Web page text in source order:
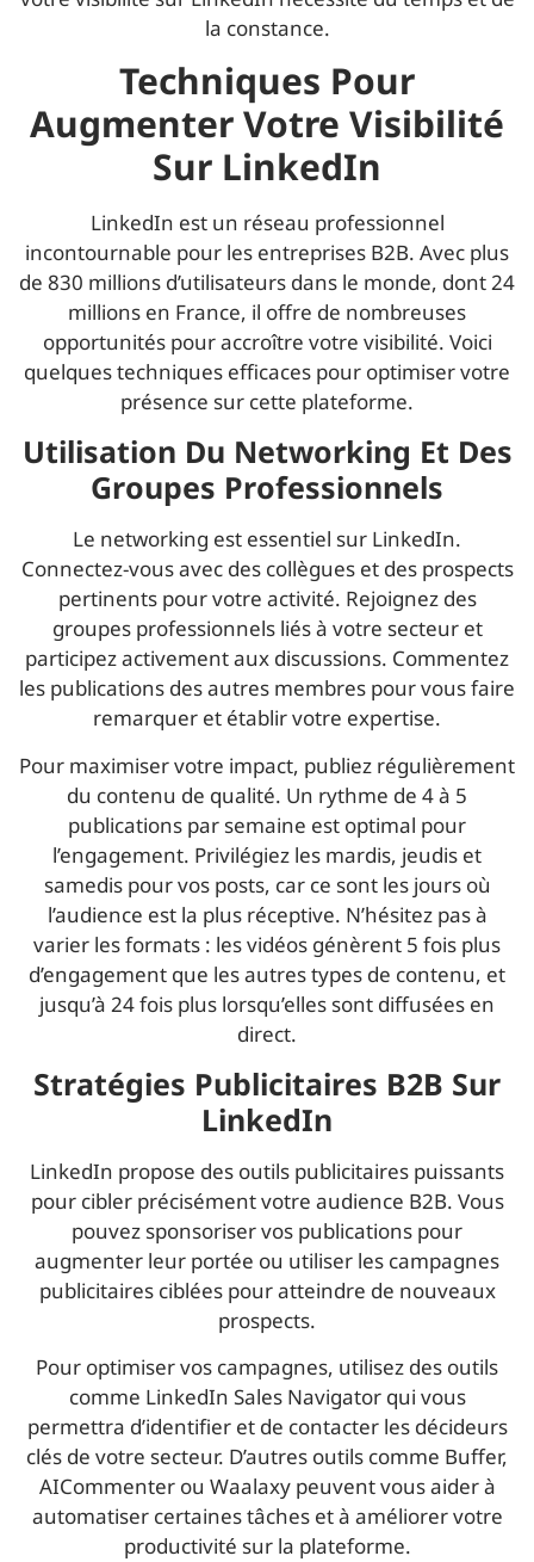
la constance.
Techniques Pour
Augmenter Votre Visibilité
Sur LinkedIn
LinkedIn est un réseau professionnel
incontournable pour les entreprises B2B. Avec plus
de 830 millions d’utilisateurs dans le monde, dont 24
millions en France, il offre de nombreuses
opportunités pour accroître votre visibilité. Voici
quelques techniques efficaces pour optimiser votre
présence sur cette plateforme.
Utilisation Du Networking Et Des
Groupes Professionnels
Le networking est essentiel sur LinkedIn.
Connectez-vous avec des collègues et des prospects
pertinents pour votre activité. Rejoignez des
groupes professionnels liés à votre secteur et
participez activement aux discussions. Commentez
les publications des autres membres pour vous faire
remarquer et établir votre expertise.
Pour maximiser votre impact, publiez régulièrement
du contenu de qualité. Un rythme de 4 à 5
publications par semaine est optimal pour
l’engagement. Privilégiez les mardis, jeudis et
samedis pour vos posts, car ce sont les jours où
l’audience est la plus réceptive. N’hésitez pas à
varier les formats : les vidéos génèrent 5 fois plus
d’engagement que les autres types de contenu, et
jusqu’à 24 fois plus lorsqu’elles sont diffusées en
direct.
Stratégies Publicitaires B2B Sur
LinkedIn
LinkedIn propose des outils publicitaires puissants
pour cibler précisément votre audience B2B. Vous
pouvez sponsoriser vos publications pour
augmenter leur portée ou utiliser les campagnes
publicitaires ciblées pour atteindre de nouveaux
prospects.
Pour optimiser vos campagnes, utilisez des outils
comme LinkedIn Sales Navigator qui vous
permettra d’identifier et de contacter les décideurs
clés de votre secteur. D’autres outils comme Buffer,
AICommenter ou Waalaxy peuvent vous aider à
automatiser certaines tâches et à améliorer votre
productivité sur la plateforme.